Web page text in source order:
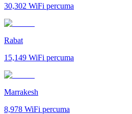
30,302 WiFi percuma
Rabat
15,149 WiFi percuma
Marrakesh
8,978 WiFi percuma